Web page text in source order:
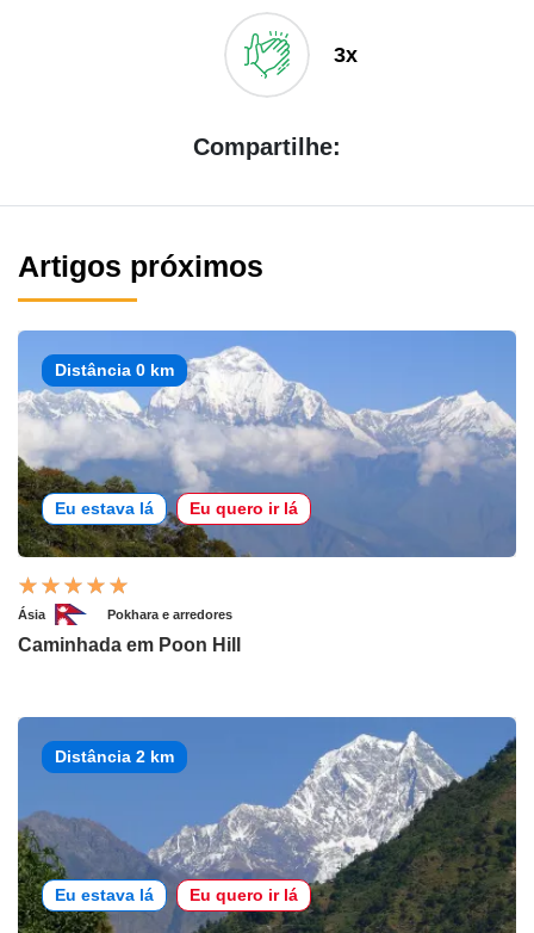
3x
Compartilhe:
Artigos próximos
Distância 0 km
Eu estava lá Eu quero ir lá
Ásia Pokhara e arredores
Caminhada em Poon Hill
Distância 2 km
Eu estava lá Eu quero ir lá